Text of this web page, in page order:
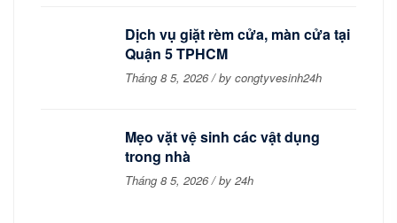
Dịch vụ giặt rèm cửa, màn cửa tại
Quận 5 TPHCM
Tháng 8 5, 2026 / by congtyvesinh24h
Mẹo vặt vệ sinh các vật dụng
trong nhà
Tháng 8 5, 2026 / by 24h